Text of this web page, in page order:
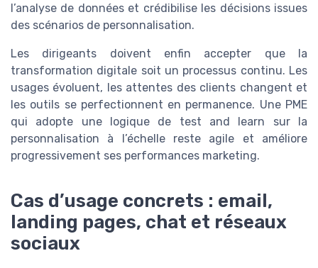
l’analyse de données et crédibilise les décisions issues
des scénarios de personnalisation.
Les dirigeants doivent enfin accepter que la
transformation digitale soit un processus continu. Les
usages évoluent, les attentes des clients changent et
les outils se perfectionnent en permanence. Une PME
qui adopte une logique de test and learn sur la
personnalisation à l’échelle reste agile et améliore
progressivement ses performances marketing.
Cas d’usage concrets : email,
landing pages, chat et réseaux
sociaux